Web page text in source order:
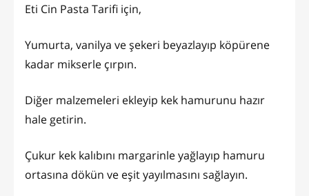
Eti Cin Pasta Tarifi için,
Yumurta, vanilya ve şekeri beyazlayıp köpürene
kadar mikserle çırpın.
Diğer malzemeleri ekleyip kek hamurunu hazır
hale getirin.
Çukur kek kalıbını margarinle yağlayıp hamuru
ortasına dökün ve eşit yayılmasını sağlayın.